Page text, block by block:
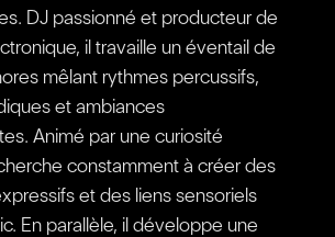
DJ passionné et producteur de
il travaille un éventail de
mêlant rythmes percussifs,
et ambiances
Animé par une curiosité
constamment à créer des
et des liens sensoriels
En parallèle, il développe une